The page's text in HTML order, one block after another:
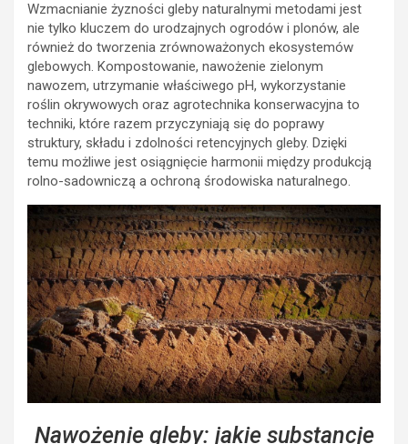
Wzmacnianie żyzności gleby naturalnymi metodami jest
nie tylko kluczem do urodzajnych ogrodów i plonów, ale
również do tworzenia zrównoważonych ekosystemów
glebowych. Kompostowanie, nawożenie zielonym
nawozem, utrzymanie właściwego pH, wykorzystanie
roślin okrywowych oraz agrotechnika konserwacyjna to
techniki, które razem przyczyniają się do poprawy
struktury, składu i zdolności retencyjnych gleby. Dzięki
temu możliwe jest osiągnięcie harmonii między produkcją
rolno-sadowniczą a ochroną środowiska naturalnego.
Nawożenie gleby: jakie substancje